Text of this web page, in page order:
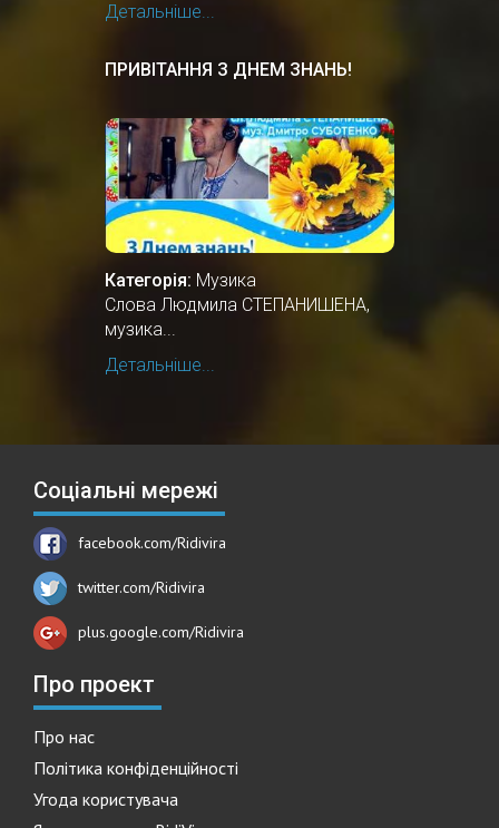
Детальніше...
ПРИВІТАННЯ З ДНЕМ ЗНАНЬ!
Категорія: Музика
Слова Людмила СТЕПАНИШЕНА,
музика...
Детальніше...
Соціальні мережі
facebook.com/Ridivira
twitter.com/Ridivira
plus.google.com/Ridivira
Про проект
Про нас
Політика конфіденційності
Угода користувача